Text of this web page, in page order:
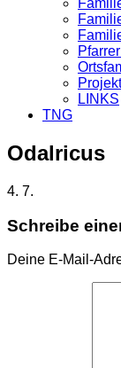
LINKS
TNG
Odalricus
4. 7.
Schreibe
Deine E-Mail-